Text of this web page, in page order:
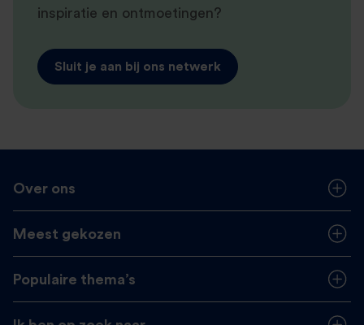
inspiratie en ontmoetingen?
Sluit je aan bij ons netwerk
Over ons
Meest gekozen
Populaire thema’s